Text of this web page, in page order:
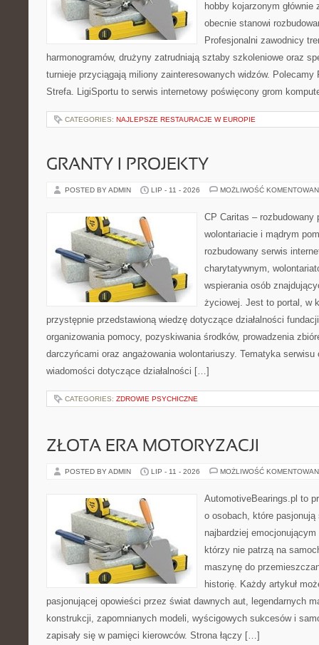
hobby kojarzonym
obecnie stanowi
Profesjonalni zawodnicy
harmonogramów, drużyny zatrudniają sztaby szkoleniowe oraz
turnieje przyciągają miliony zainteresowanych widzów.
Strefa. LigiSportu to serwis internetowy poświęcony grom
CATEGORIES: NAJLEPSZE RESTAURACJE W EUROPIE
GRANTY I PROJEKTY
POSTED BY ADMIN LIP - 11 - 2026 MOŻLIWOŚĆ
CP Caritas – rozbudowany
wolontariacie i mądrym
rozbudowany serwis
charytatywnym,
wspierania osób
życiowej. Jest to portal, w
przystępnie przedstawioną wiedzę dotyczące działalności
organizowania pomocy, pozyskiwania środków, prowadzenia
darczyńcami oraz angażowania wolontariuszy. Tematyka
wiadomości dotyczące działalności […]
CATEGORIES: ZDROWIE PSYCHICZNE
ZŁOTA ERA MOTORYZACJI
POSTED BY ADMIN LIP - 11 - 2026 MOŻLIWOŚĆ
AutomotiveBearings.pl to
o osobach, które
najbardziej
którzy nie patrzą na
maszynę do
historię. Każdy artykuł
pasjonującej opowieści przez świat dawnych aut, legendarnych
konstrukcji, zapomnianych modeli, wyścigowych sukcesów i
zapisały się w pamięci kierowców. Strona łączy […]